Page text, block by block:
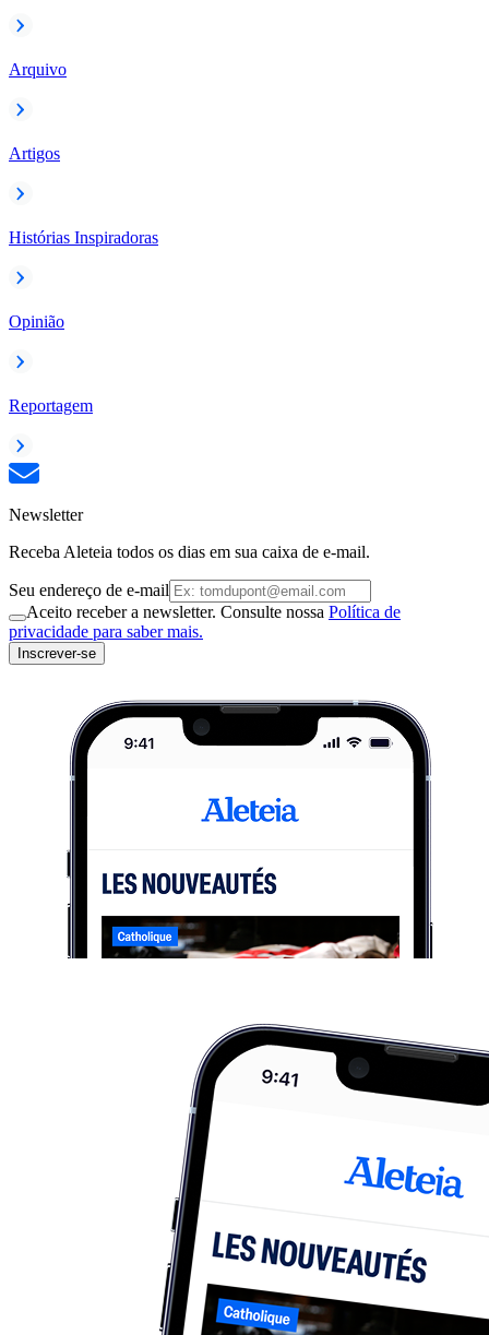
Arquivo
Artigos
Histórias Inspiradoras
Opinião
Reportagem
Newsletter
Receba Aleteia todos os dias em sua caixa de e-mail.
Seu endereço de e-mail
Aceito receber a newsletter. Consulte nossa Política de
privacidade para saber mais.
Inscrever-se